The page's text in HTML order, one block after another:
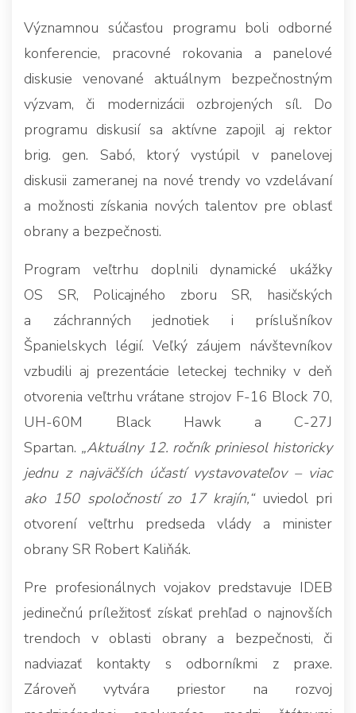
Významnou súčasťou programu boli odborné
konferencie, pracovné rokovania a panelové
diskusie venované aktuálnym bezpečnostným
výzvam, či modernizácii ozbrojených síl. Do
programu diskusií sa aktívne zapojil aj rektor
brig. gen. Sabó, ktorý vystúpil v panelovej
diskusii zameranej na nové trendy vo vzdelávaní
a možnosti získania nových talentov pre oblasť
obrany a bezpečnosti.
Program veľtrhu doplnili dynamické ukážky
OS SR, Policajného zboru SR, hasičských
a záchranných jednotiek i príslušníkov
Španielskych légií. Veľký záujem návštevníkov
vzbudili aj prezentácie leteckej techniky v deň
otvorenia veľtrhu vrátane strojov F-16 Block 70,
UH-60M Black Hawk a C-27J
Spartan. „Aktuálny 12. ročník priniesol historicky
jednu z najväčších účastí vystavovateľov – viac
ako 150 spoločností zo 17 krajín,“uviedol pri
otvorení veľtrhu predseda vlády a minister
obrany SR Robert Kaliňák.
Pre profesionálnych vojakov predstavuje IDEB
jedinečnú príležitosť získať prehľad o najnovších
trendoch v oblasti obrany a bezpečnosti, či
nadviazať kontakty s odborníkmi z praxe.
Zároveň vytvára priestor na rozvoj